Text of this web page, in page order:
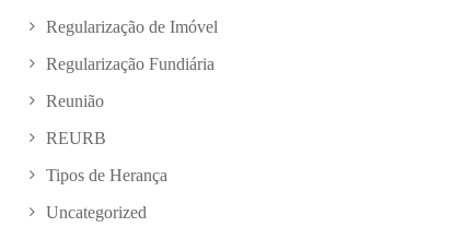
Regularização de Imóvel
Regularização Fundiária
Reunião
REURB
Tipos de Herança
Uncategorized